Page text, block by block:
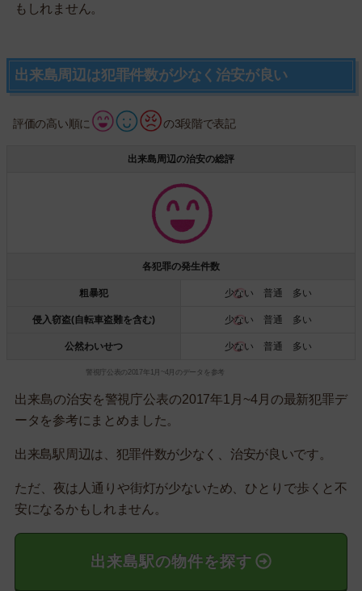
もしれません。
出来島周辺は犯罪件数が少なく治安が良い
評価の高い順に の3段階で表記
出来島周辺の治安の総評
各犯罪の発生件数
粗暴犯 少ない 普通 多い
侵入窃盗(自転車盗難を含む) 少ない 普通 多い
公然わいせつ 少ない 普通 多い
警視庁公表の2017年1月~4月のデータを参考
出来島の治安を警視庁公表の2017年1月~4月の最新犯罪デ
ータを参考にまとめました。
出来島駅周辺は、犯罪件数が少なく、治安が良いです。
ただ、夜は人通りや街灯が少ないため、ひとりで歩くと不
安になるかもしれません。
出来島駅の物件を探す